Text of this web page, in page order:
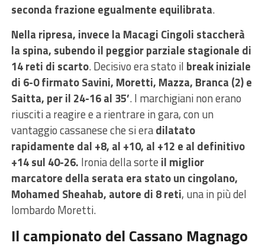
seconda frazione egualmente equilibrata.
Nella ripresa, invece la Macagi Cingoli staccherà
la spina, subendo il peggior parziale stagionale di
14 reti di scarto. Decisivo era stato il break iniziale
di 6-0 firmato Savini, Moretti, Mazza, Branca (2) e
Saitta, per il 24-16 al 35’. I marchigiani non erano
riusciti a reagire e a rientrare in gara, con un
vantaggio cassanese che si eradilatato
rapidamente dal +8, al +10, al +12 e al definitivo
+14 sul 40-26. Ironia della sorte il miglior
marcatore della serata era stato un cingolano,
Mohamed Sheahab, autore di 8 reti, una in più del
lombardo Moretti.
Il campionato del Cassano Magnago